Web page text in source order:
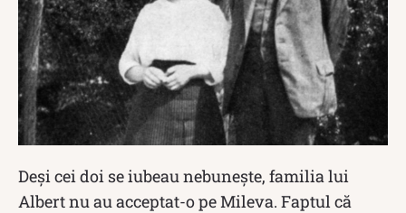
Deși cei doi se iubeau nebunește, familia lui
Albert nu au acceptat-o pe Mileva. Faptul că